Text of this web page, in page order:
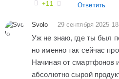
+11 Ответить
Svolo 29 сентября 2025
Уж не знаю, где ты был
но именно так сейчас
Начиная от смартфонов
абсолютно сырой